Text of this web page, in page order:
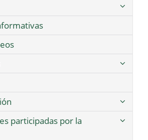
participadas por la